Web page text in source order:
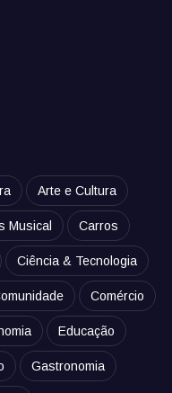
Arte e Cultura
Musical Carros
Ciência & Tecnologia
Comércio
Educação
Gastronomia